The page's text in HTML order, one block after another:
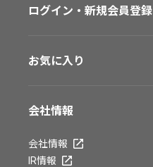
ログイン・新規会員登録
お気に入り
会社情報
会社情報
IR情報